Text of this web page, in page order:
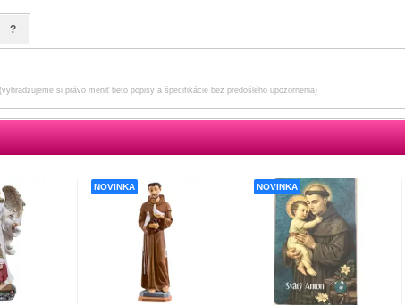
?
(vyhradzujeme si právo meniť tieto popisy a špecifikácie bez predošlého upozornenia)
NOVINKA NOVINKA